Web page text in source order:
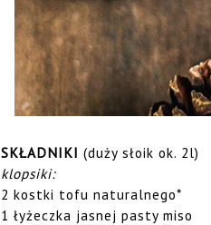
SKŁADNIKI (duży słoik ok. 2l)
klopsiki:
2 kostki tofu naturalnego*
1 łyżeczka jasnej pasty miso